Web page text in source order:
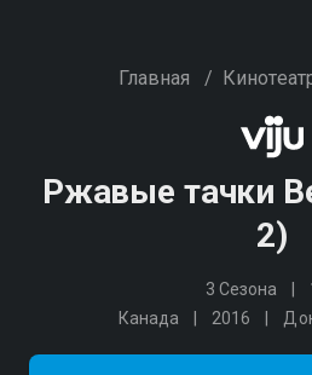
Главная /
Ржавые тачки
2)
3 Сезона
Канада
2016